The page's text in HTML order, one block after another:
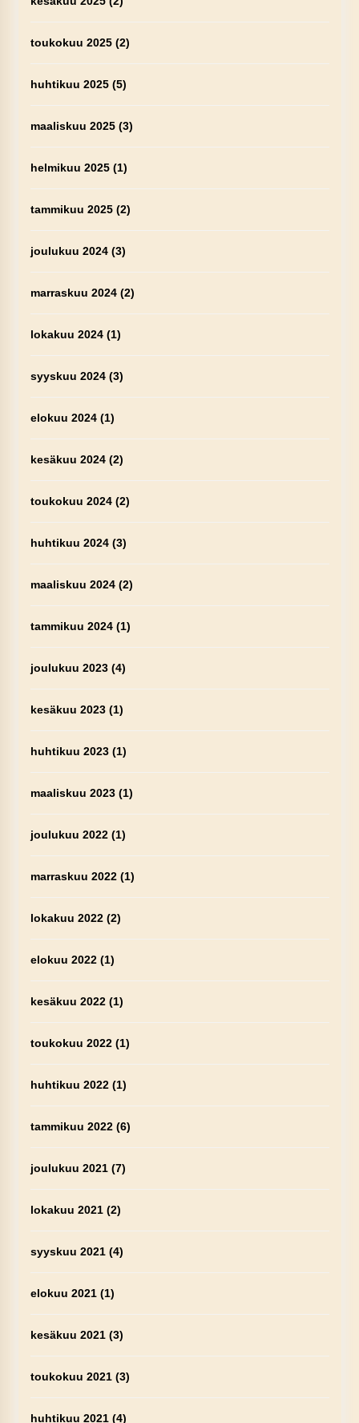
toukokuu 2025(2)
huhtikuu 2025(5)
maaliskuu 2025(3)
helmikuu 2025(1)
tammikuu 2025(2)
joulukuu 2024(3)
marraskuu 2024(2)
lokakuu 2024(1)
syyskuu 2024(3)
elokuu 2024(1)
kesäkuu 2024(2)
toukokuu 2024(2)
huhtikuu 2024(3)
maaliskuu 2024(2)
tammikuu 2024(1)
joulukuu 2023(4)
kesäkuu 2023(1)
huhtikuu 2023(1)
maaliskuu 2023(1)
joulukuu 2022(1)
marraskuu 2022(1)
lokakuu 2022(2)
elokuu 2022(1)
kesäkuu 2022(1)
toukokuu 2022(1)
huhtikuu 2022(1)
tammikuu 2022(6)
joulukuu 2021(7)
lokakuu 2021(2)
syyskuu 2021(4)
elokuu 2021(1)
kesäkuu 2021(3)
toukokuu 2021(3)
huhtikuu 2021(4)